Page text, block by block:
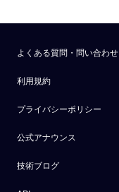
よくある質問・問い合わせ
利用規約
プライバシーポリシー
公式アナウンス
技術ブログ